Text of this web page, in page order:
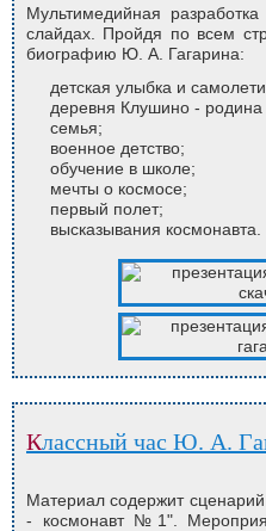
Мультимедийная
слайдах. Пройдя по всем
биографию Ю. А. Гагарина:
детская улыбка и
деревня Клушино - родина
семья;
военное детство;
обучение в школе;
мечты о космосе;
первый полет;
высказывания космонавта.
Классный час Ю. А.
Материал содержит
- космонавт №1".